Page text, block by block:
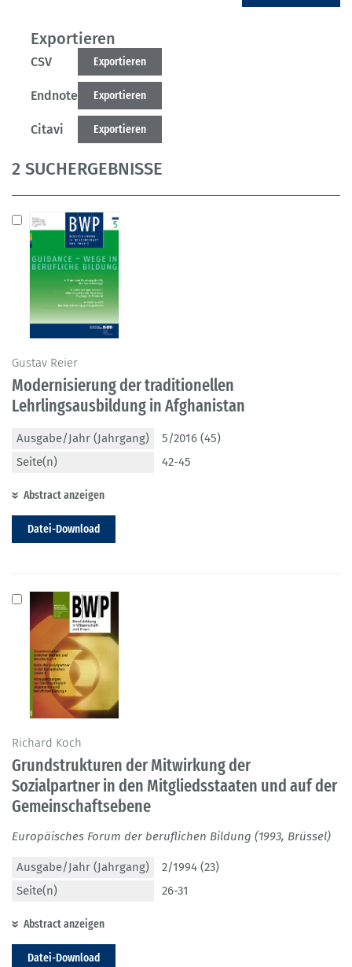
Exportieren
CSV Exportieren
Endnote Exportieren
Citavi Exportieren
2 SUCHERGEBNISSE
Gustav Reier
Modernisierung der traditionellen
Lehrlingsausbildung in Afghanistan
Ausgabe/Jahr (Jahrgang)
5/2016 (45)
Seite(n)
42-45
Abstract anzeigen
Datei-Download
Richard Koch
Grundstrukturen der Mitwirkung der
Sozialpartner in den Mitgliedsstaaten und auf der
Gemeinschaftsebene
Europäisches Forum der beruflichen Bildung (1993, Brüssel)
Ausgabe/Jahr (Jahrgang)
2/1994 (23)
Seite(n)
26-31
Abstract anzeigen
Datei-Download